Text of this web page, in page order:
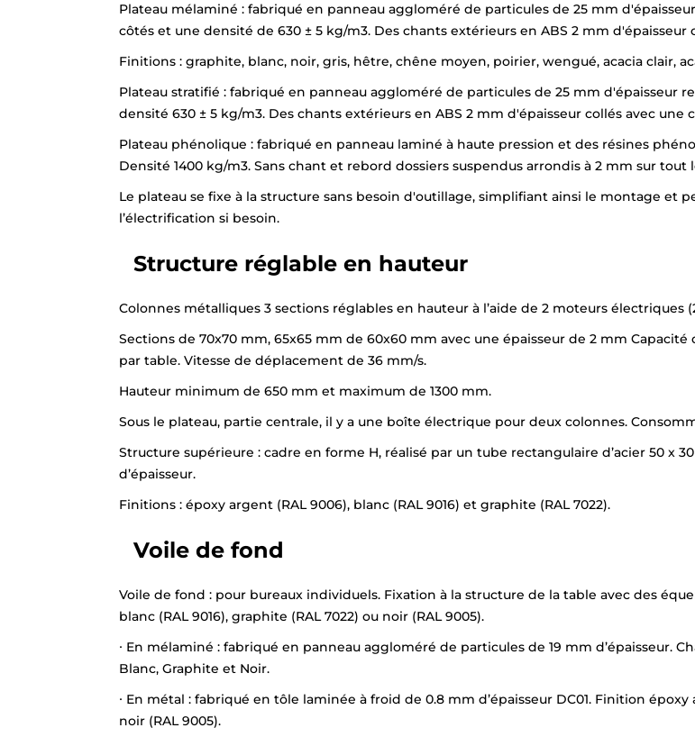
Plateau mélaminé : fabriqué en panneau aggloméré de particules de 25 mm
côtés et une densité de 630 ± 5 kg/m3. Des chants extérieurs en ABS 2 mm
Finitions : graphite, blanc, noir, gris, hêtre, chêne moyen, poirier, wengué, acacia clair,
Plateau stratifié : fabriqué en panneau aggloméré de particules de 25 mm d'épaisseur
densité 630 ± 5 kg/m3. Des chants extérieurs en ABS 2 mm d'épaisseur collés avec
Plateau phénolique : fabriqué en panneau laminé à haute pression et des résines
Densité 1400 kg/m3. Sans chant et rebord dossiers suspendus arrondis à 2 mm sur
Le plateau se fixe à la structure sans besoin d'outillage, simplifiant ainsi le montage et
l’électrification si besoin.
Structure réglable en hauteur
Colonnes métalliques 3 sections réglables en hauteur à l’aide de 2 moteurs électriques
Sections de 70x70 mm, 65x65 mm de 60x60 mm avec une épaisseur de 2 mm
par table. Vitesse de déplacement de 36 mm/s.
Hauteur minimum de 650 mm et maximum de 1300 mm.
Sous le plateau, partie centrale, il y a une boîte électrique pour deux colonnes.
Structure supérieure : cadre en forme H, réalisé par un tube rectangulaire d’acier 50 x
d’épaisseur.
Finitions : époxy argent (RAL 9006), blanc (RAL 9016) et graphite (RAL 7022).
Voile de fond
Voile de fond : pour bureaux individuels. Fixation à la structure de la table avec des
blanc (RAL 9016), graphite (RAL 7022) ou noir (RAL 9005).
∙ En mélaminé : fabriqué en panneau aggloméré de particules de 19 mm d’épaisseur.
Blanc, Graphite et Noir.
∙ En métal : fabriqué en tôle laminée à froid de 0.8 mm d’épaisseur DC01. Finition époxy
noir (RAL 9005).